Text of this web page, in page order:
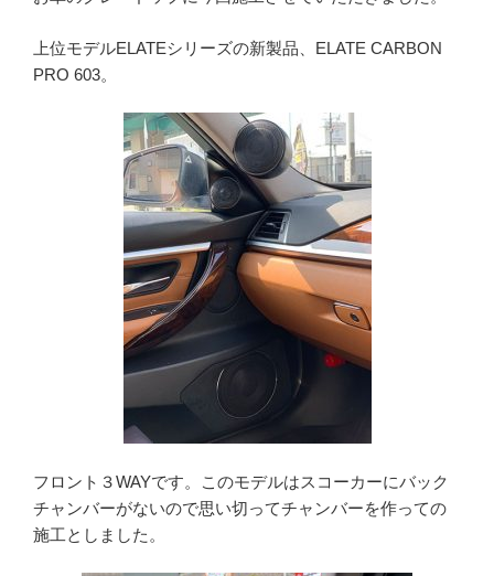
上位モデルELATEシリーズの新製品、ELATE CARBON
PRO 603。
フロント３WAYです。このモデルはスコーカーにバック
チャンバーがないので思い切ってチャンバーを作っての
施工としました。